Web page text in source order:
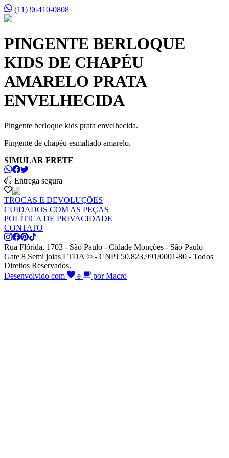
(11) 96410-0808
PINGENTE BERLOQUE
KIDS DE CHAPÉU
AMARELO PRATA
ENVELHECIDA
Pingente berloque kids prata envelhecida.
Pingente de chapéu esmaltado amarelo.
SIMULAR FRETE
Entrega segura
TROCAS E DEVOLUÇÕES
CUIDADOS COM AS PEÇAS
POLÍTICA DE PRIVACIDADE
CONTATO
Rua Flórida, 1703 - São Paulo - Cidade Monções - São Paulo
Gate 8 Semi joias LTDA © - CNPJ 50.823.991/0001-80 - Todos
Direitos Reservados.
Desenvolvido com
e por Macro